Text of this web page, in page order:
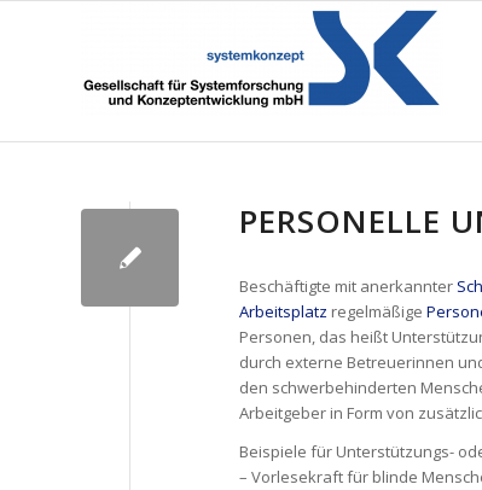
PERSONELLE
Beschäftigte mit anerkannter
Arbeitsplatz regelmäßige
Personen, das heißt
durch externe Betreuerinnen
den schwerbehinderten
Arbeitgeber in Form von
Beispiele für Unterstützungs-
– Vorlesekraft für blinde